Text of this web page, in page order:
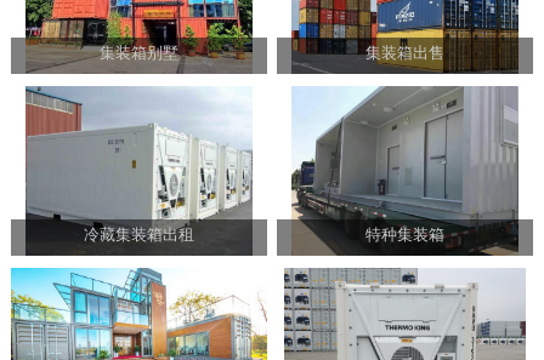
集装箱别墅 集装箱出售
冷藏集装箱出租 特种集装箱